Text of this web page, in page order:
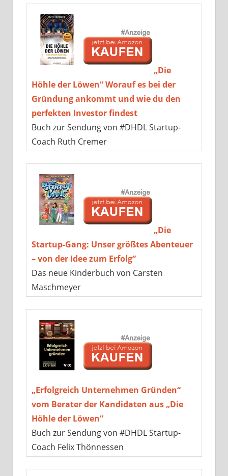
„Die
Höhle der Löwen“ Worauf es bei der
Gründung ankommt und wie du den
perfekten Investor findest
Buch zur Sendung von #DHDL Startup-
Coach Ruth Cremer
„Die
Startup-Gang: Unser größtes Abenteuer
– von der Idee zum Erfolg“
Das neue Kinderbuch von Carsten
Maschmeyer
„Erfolgreich Unternehmen Gründen“
vom Berater der Kandidaten aus „Die
Höhle der Löwen“
Buch zur Sendung von #DHDL Startup-
Coach Felix Thönnessen